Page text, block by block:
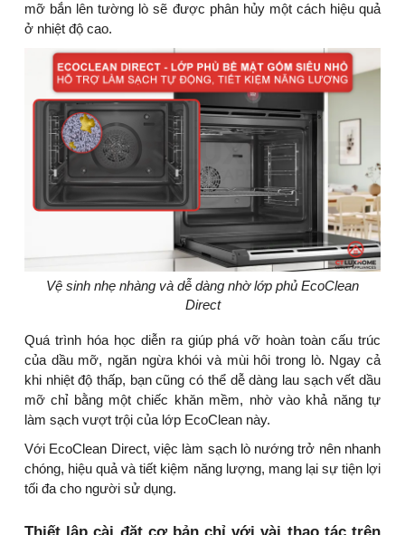
mỡ bắn lên tường lò sẽ được phân hủy một cách hiệu quả
ở nhiệt độ cao.
Vệ sinh nhẹ nhàng và dễ dàng nhờ lớp phủ EcoClean
Direct
Quá trình hóa học diễn ra giúp phá vỡ hoàn toàn cấu trúc
của dầu mỡ, ngăn ngừa khói và mùi hôi trong lò. Ngay cả
khi nhiệt độ thấp, bạn cũng có thể dễ dàng lau sạch vết dầu
mỡ chỉ bằng một chiếc khăn mềm, nhờ vào khả năng tự
làm sạch vượt trội của lớp EcoClean này.
Với EcoClean Direct, việc làm sạch lò nướng trở nên nhanh
chóng, hiệu quả và tiết kiệm năng lượng, mang lại sự tiện lợi
tối đa cho người sử dụng.